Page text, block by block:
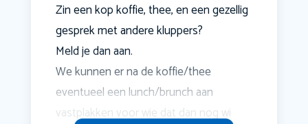
Zin een kop koffie, thee, en een gezellig
gesprek met andere kluppers?
Meld je dan aan.
We kunnen er na de koffie/thee
eventueel een lunch/brunch aan
vastplakken voor wie dat dan nog wi